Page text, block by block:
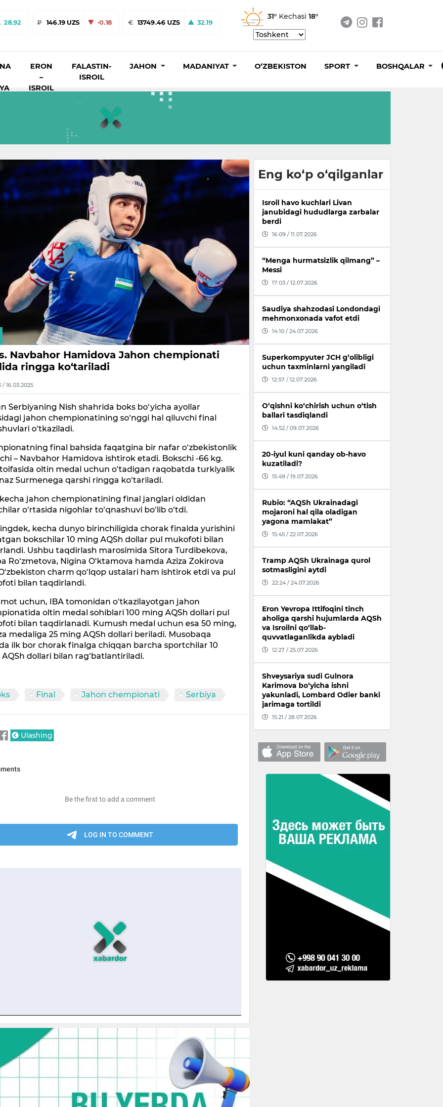
28.92 ₽ 146.19 UZS -0.18 € 13749.46 UZS 32.19
31° Kechasi 18°
ERON
–
ISROIL
FALASTIN-
ISROIL
JAHON MADANIYAT O‘ZBEKISTON SPORT BOSHQALAR
Navbahor Hamidova Jahon chempionati
ringga ko‘tariladi
/ 16.03.2025
Serbiyaning Nish shahrida boks bo‘yicha ayollar
jahon chempionatining so‘nggi hal qiluvchi final
o‘tkaziladi.
final bahsida faqatgina bir nafar o‘zbekistonlik
– Navbahor Hamidova ishtirok etadi. Bokschi -66 kg.
oltin medal uchun o‘tadigan raqobatda turkiyalik
Surmenega qarshi ringga ko‘tariladi.
jahon chempionatining final janglari oldidan
o‘rtasida nigohlar to‘qnashuvi bo‘lib o‘tdi.
kecha dunyo birinchiligida chorak finalda yurishini
bokschilar 10 ming AQSh dollar pul mukofoti bilan
Ushbu taqdirlash marosimida Sitora Turdibekova,
Ro‘zmetova, Nigina O‘ktamova hamda Aziza Zokirova
charm qo‘lqop ustalari ham ishtirok etdi va pul
bilan taqdirlandi.
uchun, IBA tomonidan o‘tkazilayotgan jahon
oltin medal sohiblari 100 ming AQSh dollari pul
bilan taqdirlanadi. Kumush medal uchun esa 50 ming,
medaliga 25 ming AQSh dollari beriladi. Musobaqa
ilk bor chorak finalga chiqqan barcha sportchilar 10
dollari bilan rag‘batlantiriladi.
Final Jahon chempionati Serbiya
Ulashing
Eng ko‘p o‘qilganlar
Isroil havo kuchlari Livan
janubidagi hududlarga zarbalar
berdi
16:09 / 11.07.2026
“Menga hurmatsizlik qilmang” –
Messi
17:03 / 12.07.2026
Saudiya shahzodasi Londondagi
mehmonxonada vafot etdi
14:10 / 24.07.2026
Superkompyuter JCH g‘olibligi
uchun taxminlarni yangiladi
12:57 / 12.07.2026
O‘qishni ko‘chirish uchun o‘tish
ballari tasdiqlandi
14:52 / 09.07.2026
20-iyul kuni qanday ob-havo
kuzatiladi?
15:49 / 19.07.2026
Rubio: “AQSh Ukrainadagi
mojaroni hal qila oladigan
yagona mamlakat”
15:45 / 22.07.2026
Tramp AQSh Ukrainaga qurol
sotmasligini aytdi
22:24 / 24.07.2026
Eron Yevropa Ittifoqini tinch
aholiga qarshi hujumlarda AQSh
va Isroilni qo‘llab-
quvvatlaganlikda aybladi
12:27 / 25.07.2026
Shveysariya sudi Gulnora
Karimova bo‘yicha ishni
yakunladi, Lombard Odier banki
jarimaga tortildi
15:21 / 28.07.2026